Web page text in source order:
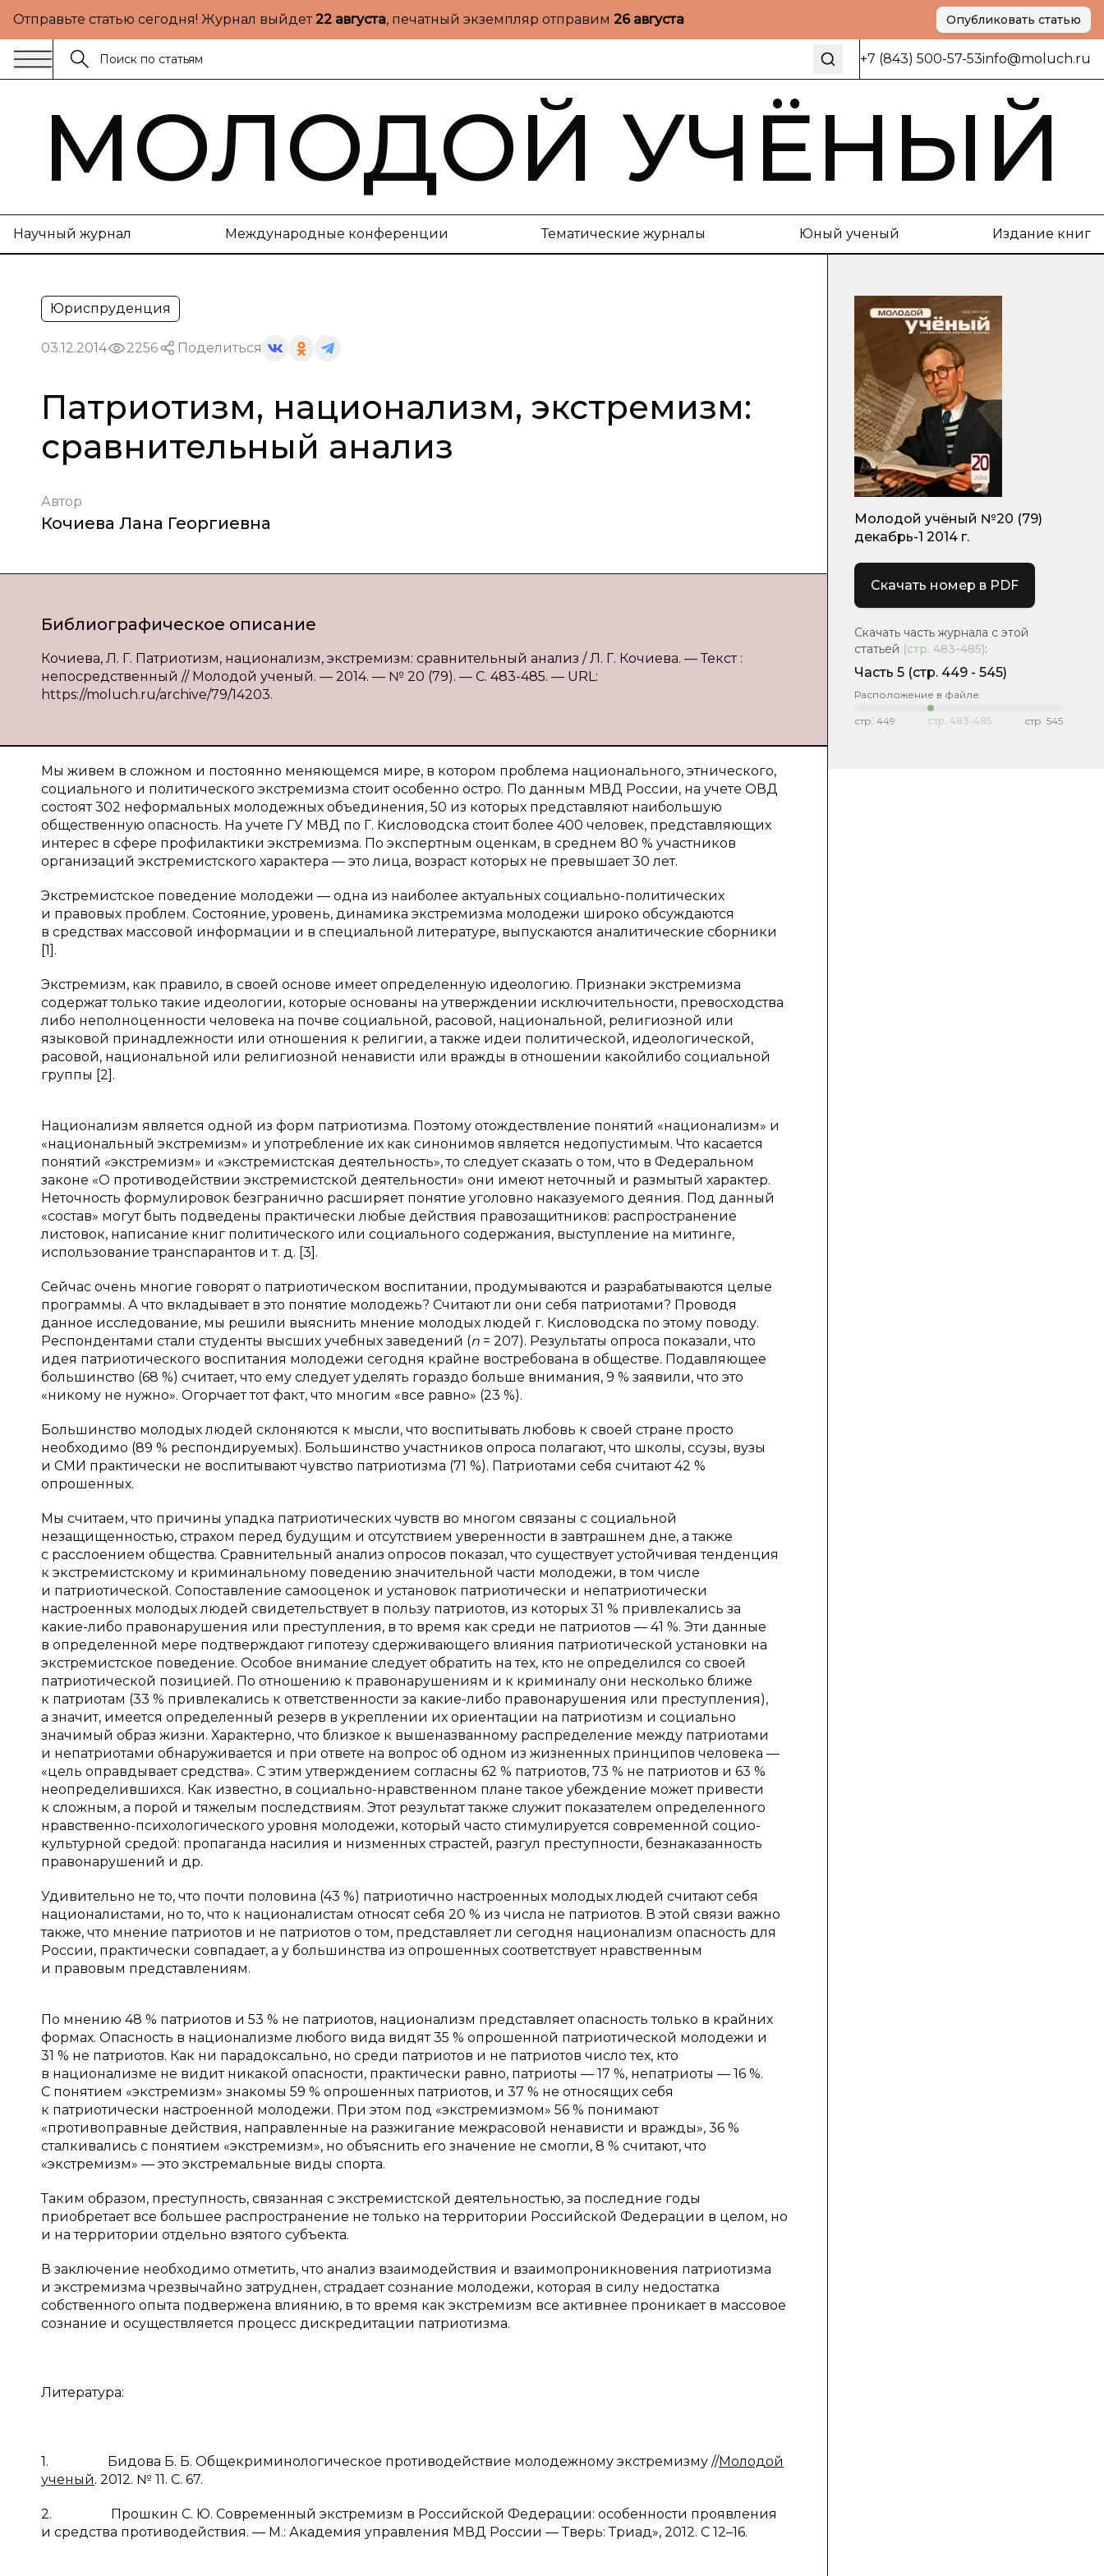
Отправьте статью сегодня! Журнал выйдет22 августа, печатный экземпляр отправим 26 августа Опубликовать статью
+7 (843) 500-57-53info@moluch.ru
МОЛОДОЙ УЧЁНЫЙ
Научный журнал Международные конференции Тематические журналы Юный ученый Издание книг
Юриспруденция
03.12.2014 2256 Поделиться
Патриотизм, национализм, экстремизм:
сравнительный анализ
Автор
Кочиева Лана Георгиевна
Библиографическое описание
Кочиева, Л. Г. Патриотизм, национализм, экстремизм: сравнительный анализ / Л. Г. Кочиева. — Текст :
непосредственный // Молодой ученый. — 2014. — № 20 (79). — С. 483-485. — URL:
https://moluch.ru/archive/79/14203.
Мы живем в сложном и постоянно меняющемся мире, в котором проблема национального, этнического,
социального и политического экстремизма стоит особенно остро. По данным МВД России, на учете ОВД
состоят 302 неформальных молодежных объединения, 50 из которых представляют наибольшую
общественную опасность. На учете ГУ МВД по Г. Кисловодска стоит более 400 человек, представляющих
интерес в сфере профилактики экстремизма. По экспертным оценкам, в среднем 80 % участников
организаций экстремистского характера — это лица, возраст которых не превышает 30 лет.
Экстремистское поведение молодежи — одна из наиболее актуальных социально-политических
и правовых проблем. Состояние, уровень, динамика экстремизма молодежи широко обсуждаются
в средствах массовой информации и в специальной литературе, выпускаются аналитические сборники
[1].
Экстремизм, как правило, в своей основе имеет определенную идеологию. Признаки экстремизма
содержат только такие идеологии, которые основаны на утверждении исключительности, превосходства
либо неполноценности человека на почве социальной, расовой, национальной, религиозной или
языковой принадлежности или отношения к религии, а также идеи политической, идеологической,
расовой, национальной или религиозной ненависти или вражды в отношении какойлибо социальной
группы [2].
Национализм является одной из форм патриотизма. Поэтому отождествление понятий «национализм» и
«национальный экстремизм» и употребление их как синонимов является недопустимым. Что касается
понятий «экстремизм» и «экстремистская деятельность», то следует сказать о том, что в Федеральном
законе «О противодействии экстремистской деятельности» они имеют неточный и размытый характер.
Неточность формулировок безгранично расширяет понятие уголовно наказуемого деяния. Под данный
«состав» могут быть подведены практически любые действия правозащитников: распространение
листовок, написание книг политического или социального содержания, выступление на митинге,
использование транспарантов и т. д. [3].
Сейчас очень многие говорят о патриотическом воспитании, продумываются и разрабатываются целые
программы. А что вкладывает в это понятие молодежь? Считают ли они себя патриотами? Проводя
данное исследование, мы решили выяснить мнение молодых людей г. Кисловодска по этому поводу.
Респондентами стали студенты высших учебных заведений (n = 207). Результаты опроса показали, что
идея патриотического воспитания молодежи сегодня крайне востребована в обществе. Подавляющее
большинство (68 %) считает, что ему следует уделять гораздо больше внимания, 9 % заявили, что это
«никому не нужно». Огорчает тот факт, что многим «все равно» (23 %).
Большинство молодых людей склоняются к мысли, что воспитывать любовь к своей стране просто
необходимо (89 % респондируемых). Большинство участников опроса полагают, что школы, ссузы, вузы
и СМИ практически не воспитывают чувство патриотизма (71 %). Патриотами себя считают 42 %
опрошенных.
Мы считаем, что причины упадка патриотических чувств во многом связаны с социальной
незащищенностью, страхом перед будущим и отсутствием уверенности в завтрашнем дне, а также
с расслоением общества. Сравнительный анализ опросов показал, что существует устойчивая тенденция
к экстремистскому и криминальному поведению значительной части молодежи, в том числе
и патриотической. Сопоставление самооценок и установок патриотически и непатриотически
настроенных молодых людей свидетельствует в пользу патриотов, из которых 31 % привлекались за
какие-либо правонарушения или преступления, в то время как среди не патриотов — 41 %. Эти данные
в определенной мере подтверждают гипотезу сдерживающего влияния патриотической установки на
экстремистское поведение. Особое внимание следует обратить на тех, кто не определился со своей
патриотической позицией. По отношению к правонарушениям и к криминалу они несколько ближе
к патриотам (33 % привлекались к ответственности за какие-либо правонарушения или преступления),
а значит, имеется определенный резерв в укреплении их ориентации на патриотизм и социально
значимый образ жизни. Характерно, что близкое к вышеназванному распределение между патриотами
и непатриотами обнаруживается и при ответе на вопрос об одном из жизненных принципов человека —
«цель оправдывает средства». С этим утверждением согласны 62 % патриотов, 73 % не патриотов и 63 %
неопределившихся. Как известно, в социально-нравственном плане такое убеждение может привести
к сложным, а порой и тяжелым последствиям. Этот результат также служит показателем определенного
нравственно-психологического уровня молодежи, который часто стимулируется современной социо-
культурной средой: пропаганда насилия и низменных страстей, разгул преступности, безнаказанность
правонарушений и др.
Удивительно не то, что почти половина (43 %) патриотично настроенных молодых людей считают себя
националистами, но то, что к националистам относят себя 20 % из числа не патриотов. В этой связи важно
также, что мнение патриотов и не патриотов о том, представляет ли сегодня национализм опасность для
России, практически совпадает, а у большинства из опрошенных соответствует нравственным
и правовым представлениям.
По мнению 48 % патриотов и 53 % не патриотов, национализм представляет опасность только в крайних
формах. Опасность в национализме любого вида видят 35 % опрошенной патриотической молодежи и
31 % не патриотов. Как ни парадоксально, но среди патриотов и не патриотов число тех, кто
в национализме не видит никакой опасности, практически равно, патриоты — 17 %, непатриоты — 16 %.
С понятием «экстремизм» знакомы 59 % опрошенных патриотов, и 37 % не относящих себя
к патриотически настроенной молодежи. При этом под «экстремизмом» 56 % понимают
«противоправные действия, направленные на разжигание межрасовой ненависти и вражды», 36 %
сталкивались с понятием «экстремизм», но объяснить его значение не смогли, 8 % считают, что
«экстремизм» — это экстремальные виды спорта.
Таким образом, преступность, связанная с экстремистской деятельностью, за последние годы
приобретает все большее распространение не только на территории Российской Федерации в целом, но
и на территории отдельно взятого субъекта.
В заключение необходимо отметить, что анализ взаимодействия и взаимопроникновения патриотизма
и экстремизма чрезвычайно затруднен, страдает сознание молодежи, которая в силу недостатка
собственного опыта подвержена влиянию, в то время как экстремизм все активнее проникает в массовое
сознание и осуществляется процесс дискредитации патриотизма.
Литература:
1. Бидова Б. Б. Общекриминологическое противодействие молодежному экстремизму //Молодой
ученый. 2012. № 11. С. 67.
2. Прошкин С. Ю. Современный экстремизм в Российской Федерации: особенности проявления
и средства противодействия. — М.: Академия управления МВД России — Тверь: Триад», 2012. С 12–16.
Молодой учёный №20 (79)
декабрь-1 2014 г.
Скачать номер в PDF
Скачать часть журнала с этой
статьей (стр. 483-485):
Часть 5 (cтр. 449 - 545)
Расположение в файле:
стр. 449 стр. 483-485 стр. 545